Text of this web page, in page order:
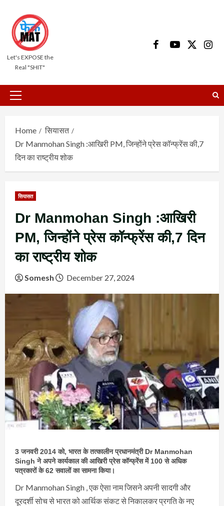
content
Let's EXPOSE the
Real "SHIT"
FacebookYoutube
X
Primary
Home
सियासत
Dr Manmohan Singh :आखिरी PM, जिन्होंने प्रेस कॉन्फ्रेंस की,7
दिन का राष्ट्रीय शोक
सियासत
Dr Manmohan Singh :आखिरी
PM, जिन्होंने प्रेस कॉन्फ्रेंस की,7 दिन
का राष्ट्रीय शोक
Somesh December 27, 2024
3 जनवरी 2014 को, भारत के तत्कालीन प्रधानमंत्री Dr Manmohan
Singh ने अपने कार्यकाल की आखिरी प्रेस कॉन्फ्रेंस में 100 से अधिक
पत्रकारों के 62 सवालों का सामना किया।
Dr Manmohan Singh , एक ऐसा नाम जिसने अपनी सादगी और
दूरदर्शी सोच से भारत को आर्थिक संकट से निकालकर प्रगति के नए